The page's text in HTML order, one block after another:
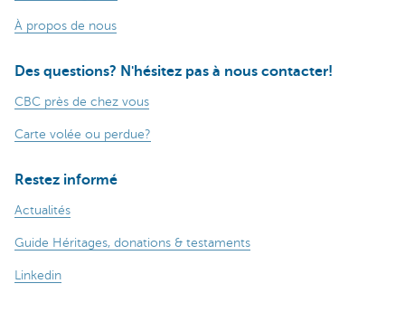
À propos de nous
Des questions? N'hésitez pas à nous contacter!
CBC près de chez vous
Carte volée ou perdue?
Restez informé
Actualités
Guide Héritages, donations & testaments
Linkedin